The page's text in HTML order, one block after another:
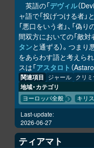
英語の「デヴィル（
ャ語で「投げつける者
「悪口をいう者」、「偽
間双方においての「敵対
タンと通ずる）。つま
をあらわす語と考えら
スは「アスタロト （
関連項目 ジャール クリ
地域・カテゴリ
ヨーロッパ全般 キリ
Last-update:
2026-06-27
ティアマト